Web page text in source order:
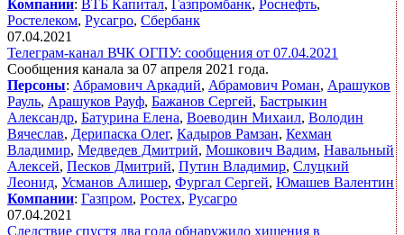
Компании: ВТБ Капитал, Газпромбанк, Роснефть,
Ростелеком, Русагро, Сбербанк
07.04.2021
Телеграм-канал ВЧК ОГПУ: сообщения от 07.04.2021
Сообщения канала за 07 апреля 2021 года.
Персоны: Абрамович Аркадий, Абрамович Роман, Арашуков
Рауль, Арашуков Рауф, Бажанов Сергей, Бастрыкин
Александр, Батурина Елена, Воеводин Михаил, Володин
Вячеслав, Дерипаска Олег, Кадыров Рамзан, Кехман
Владимир, Медведев Дмитрий, Мошкович Вадим, Навальный
Алексей, Песков Дмитрий, Путин Владимир, Слуцкий
Леонид, Усманов Алишер, Фургал Сергей, Юмашев Валентин
Компании: Газпром, Ростех, Русагро
07.04.2021
Следствие спустя два года обнаружило хищения в